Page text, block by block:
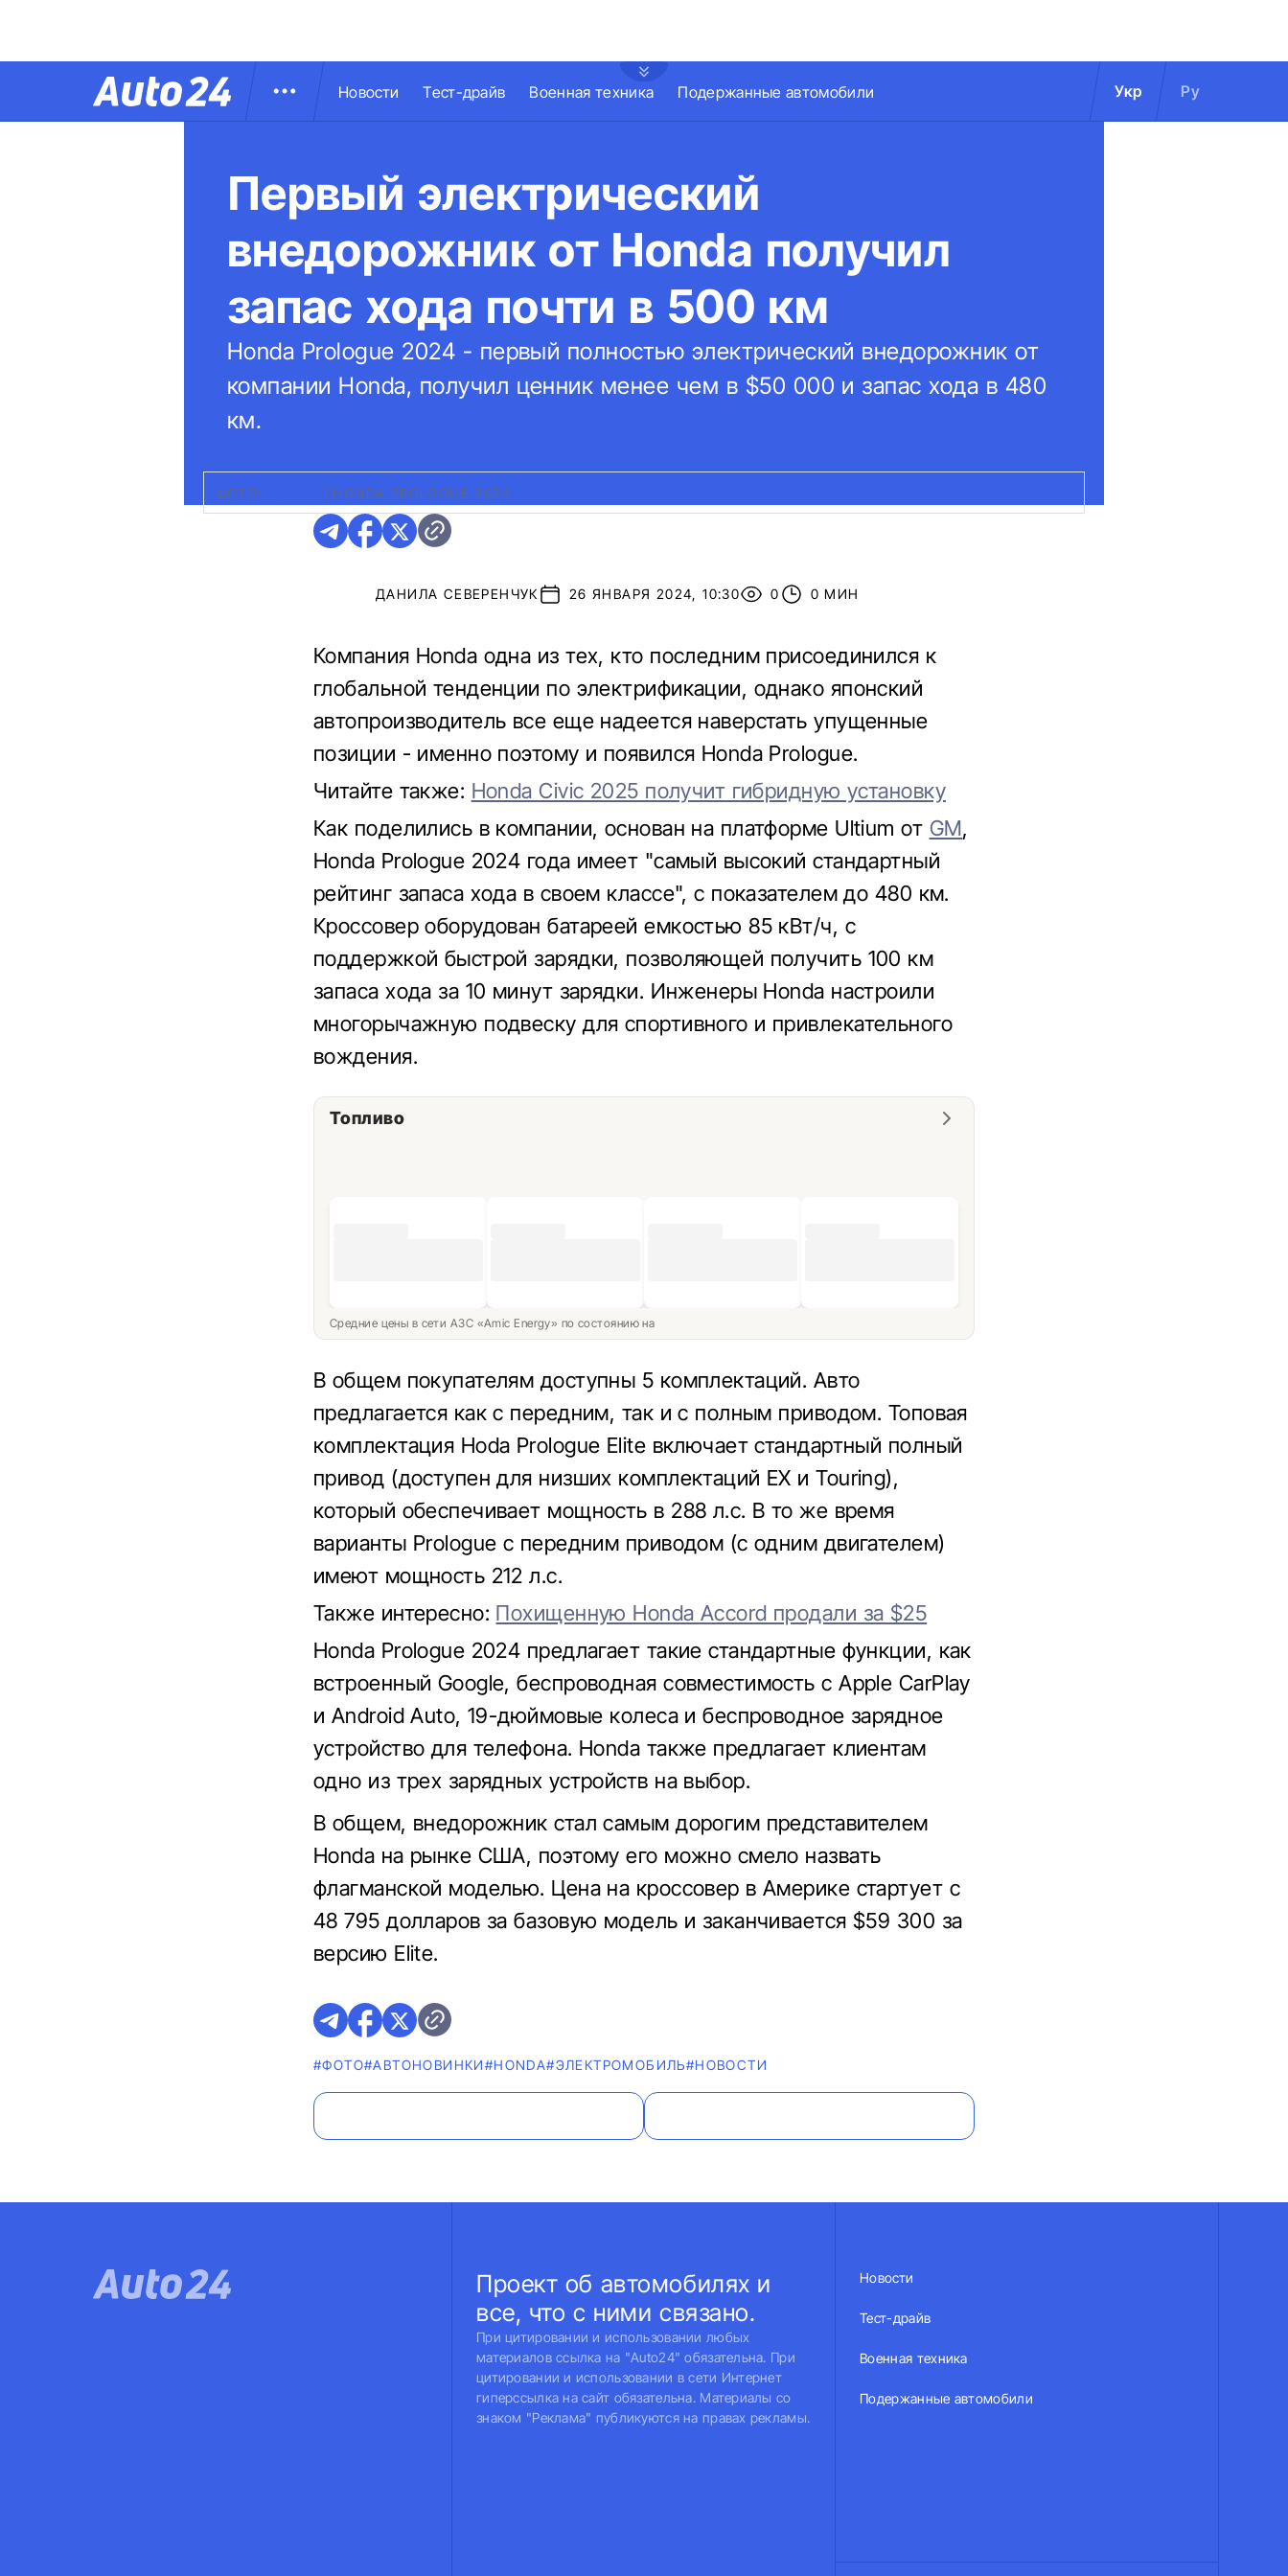
Новости Тест-драйв Военная техника Подержанные автомобили Укр Ру
Первый электрический
внедорожник от Honda получил
запас хода почти в 500 км
Honda Prologue 2024 - первый полностью электрический внедорожник от
компании Honda, получил ценник менее чем в $50 000 и запас хода в 480
км.
ФОТО: HONDA PROLOGUE 2024
ДАНИЛА СЕВЕРЕНЧУК 26 ЯНВАРЯ 2024, 10:30 0 0 МИН
Компания Honda одна из тех, кто последним присоединился к
глобальной тенденции по электрификации, однако японский
автопроизводитель все еще надеется наверстать упущенные
позиции - именно поэтому и появился Honda Prologue.
Читайте также: Honda Civic 2025 получит гибридную установку
Как поделились в компании, основан на платформе Ultium от GM,
Honda Prologue 2024 года имеет "самый высокий стандартный
рейтинг запаса хода в своем классе", с показателем до 480 км.
Кроссовер оборудован батареей емкостью 85 кВт/ч, с
поддержкой быстрой зарядки, позволяющей получить 100 км
запаса хода за 10 минут зарядки. Инженеры Honda настроили
многорычажную подвеску для спортивного и привлекательного
вождения.
Топливо
Средние цены в сети АЗС «Amic Energy» по состоянию на
В общем покупателям доступны 5 комплектаций. Авто
предлагается как с передним, так и с полным приводом. Топовая
комплектация Hoda Prologue Elite включает стандартный полный
привод (доступен для низших комплектаций EX и Touring),
который обеспечивает мощность в 288 л.с. В то же время
варианты Prologue с передним приводом (с одним двигателем)
имеют мощность 212 л.с.
Также интересно: Похищенную Honda Accord продали за $25
Honda Prologue 2024 предлагает такие стандартные функции, как
встроенный Google, беспроводная совместимость с Apple CarPlay
и Android Auto, 19-дюймовые колеса и беспроводное зарядное
устройство для телефона. Honda также предлагает клиентам
одно из трех зарядных устройств на выбор.
В общем, внедорожник стал самым дорогим представителем
Honda на рынке США, поэтому его можно смело назвать
флагманской моделью. Цена на кроссовер в Америке стартует с
48 795 долларов за базовую модель и заканчивается $59 300 за
версию Elite.
#ФОТО#AВТОНОВИНКИ#HONDA#ЭЛЕКТРОМОБИЛЬ#НОВОСТИ
Проект об автомобилях и
все, что с ними связано.
При цитировании и использовании любых
материалов ссылка на "Auto24" обязательна. При
цитировании и использовании в сети Интернет
гиперссылка на сайт обязательна. Материалы со
знаком "Реклама" публикуются на правах рекламы.
Новости
Тест-драйв
Военная техника
Подержанные автомобили